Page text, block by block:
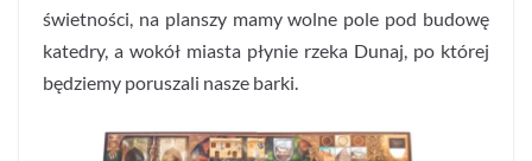
świetności, na planszy mamy wolne pole pod budowę
katedry, a wokół miasta płynie rzeka Dunaj, po której
będziemy poruszali nasze barki.